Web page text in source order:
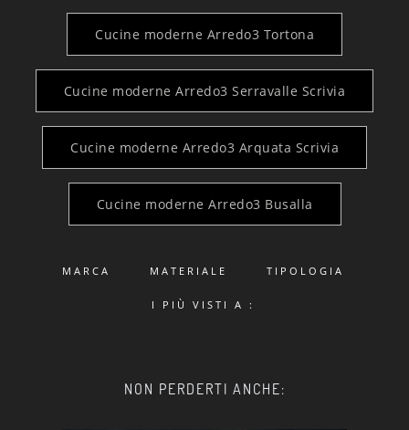
Cucine moderne Arredo3 Tortona
Cucine moderne Arredo3 Serravalle Scrivia
Cucine moderne Arredo3 Arquata Scrivia
Cucine moderne Arredo3 Busalla
MARCA MATERIALE TIPOLOGIA
I PIÙ VISTI A :
NON PERDERTI ANCHE: